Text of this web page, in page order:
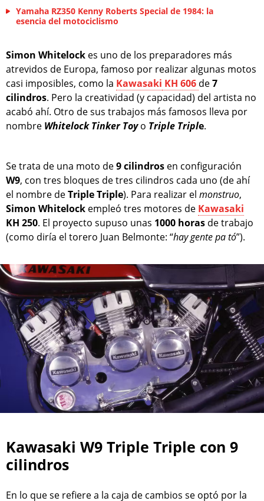
Yamaha RZ350 Kenny Roberts Special de 1984: la
esencia del motociclismo
Simon Whitelock es uno de los preparadores más
atrevidos de Europa, famoso por realizar algunas motos
casi imposibles, como la Kawasaki KH 606 de7
cilindros. Pero la creatividad (y capacidad) del artista no
acabó ahí. Otro de sus trabajos más famosos lleva por
nombre Whitelock Tinker Toyo Triple Triple.
Se trata de una moto de9 cilindros en configuración
W9, con tres bloques de tres cilindros cada uno (de ahí
el nombre deTriple Triple). Para realizar el monstruo,
Simon Whitelock empleó tres motores de Kawasaki
KH 250. El proyecto supuso unas 1000 horas de trabajo
(como diría el torero Juan Belmonte: “hay gente pa tó”).
Kawasaki W9 Triple Triple con 9
cilindros
En lo que se refiere a la caja de cambios se optó por la